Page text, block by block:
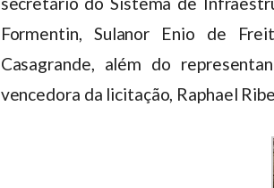
Formentin, Sulanor Enio de
Casagrande, além do
vencedora da licitação, Raphael